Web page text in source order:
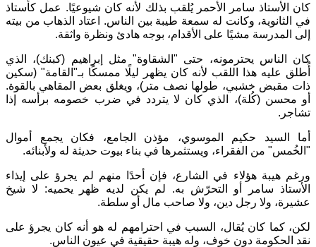
كان الأستاذ سامر الأحمر يُلقب بذلك لأنه كان شيوعيًا. عمل كأستاذ
في الثانوية، وكانت له سمعة طيبة بين الناس.
اعتاد الذهاب من بيته
إلى المدرسة مشيًا على الأقدام، بوجه هادئ ونظرة واثقة.
كان الناس يحترمونه، حتى " الشقاوة" مثل إبراهيم (كبنك)، الذي
أُطلق عليه هذا اللقب لأنه كان يظهر ليلًا ممسكًا بـ" القامة" (سكين
ذات مقبض خشبي، طولها نصف متر)، ويغلق بعض المقاهي بالقوة.
أو محسن(كُلة)، الذي كان لا يتردد في ضرب خصومه برأسه إذا
تشاجر .
أما السيد حكيم الموسوي، مؤذن الجامع، فكان يجمع أموال
" الخُمس" من الفقراء، ويستثمرها في بناء بيوت حديثة له ولأبنائه.
ورغم هيبة هؤلاء في الشارع، فإن أحدًا منهم لم يجرؤ على إيذاء
الأستاذ سامر أو التحرّش به. لم يكن لديه ظهر يحميه: لا شيخ
عشيرة، ولا رجل دين، ولا صاحب مال أو سلطة.
لكن، كما كان يُقال، السبب في احترامهم له هو أنه كان يجرؤ على
نقد الحكومة دون خوف، وله هيبة حقيقية في عيون الناس.